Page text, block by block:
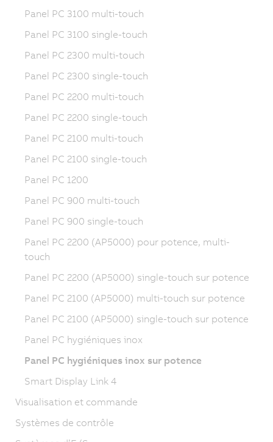
Panel PC 3100 multi-touch
Panel PC 3100 single-touch
Panel PC 2300 multi-touch
Panel PC 2300 single-touch
Panel PC 2200 multi-touch
Panel PC 2200 single-touch
Panel PC 2100 multi-touch
Panel PC 2100 single-touch
Panel PC 1200
Panel PC 900 multi-touch
Panel PC 900 single-touch
Panel PC 2200 (AP5000) pour potence, multi-
touch
Panel PC 2200 (AP5000) single-touch sur potence
Panel PC 2100 (AP5000) multi-touch sur potence
Panel PC 2100 (AP5000) single-touch sur potence
Panel PC hygiéniques inox
Panel PC hygiéniques inox sur potence
Smart Display Link 4
Visualisation et commande
Systèmes de contrôle